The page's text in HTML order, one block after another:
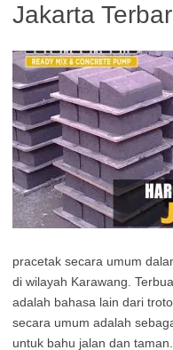
Jakarta
pracetak secara umum
di wilayah Karawang.
adalah bahasa lain dari
secara umum adalah
untuk bahu jalan dan